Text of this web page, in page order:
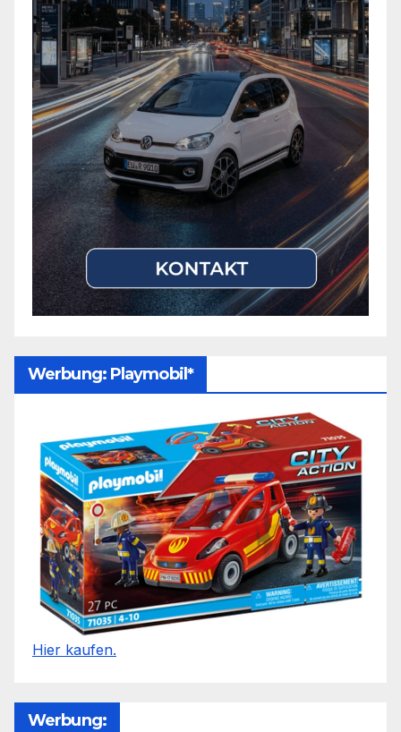
Werbung: Playmobil*
Hier kaufen.
Werbung: